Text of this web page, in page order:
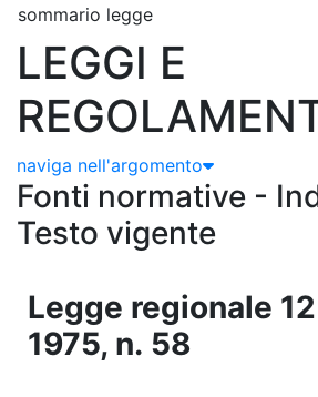
sommario legge
LEGGI E
naviga nell'argomento
Fonti normative -
Testo vigente
Legge regionale
1975, n. 58